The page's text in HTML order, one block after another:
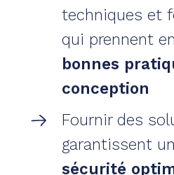
techniques et
qui prennent
bonnes
conception
Fournir des
garantissent un
sécurité